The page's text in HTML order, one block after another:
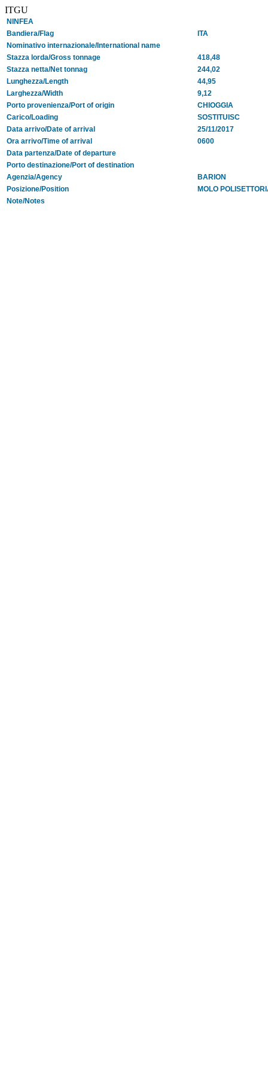
ITGU
NINFEA
Bandiera/Flag
ITA
Nominativo internazionale/International name
Stazza lorda/Gross tonnage
418,48
Stazza netta/Net tonnag
244,02
Lunghezza/Length
44,95
Larghezza/Width
9,12
Porto provenienza/Port of origin
CHIOGGIA
Carico/Loading
SOSTITUISC
Data arrivo/Date of arrival
25/11/2017
Ora arrivo/Time of arrival
0600
Data partenza/Date of departure
Porto destinazione/Port of destination
Agenzia/Agency
BARION
Posizione/Position
MOLO
Note/Notes